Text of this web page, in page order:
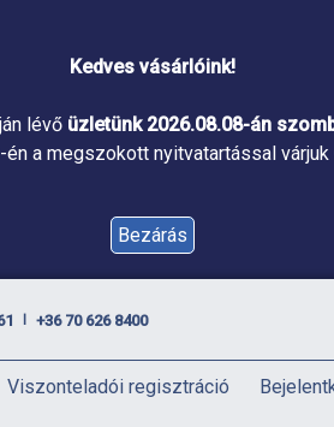
Kedves vásárlóink!
lévő üzletünk 2026.08.08-án
én a megszokott nyitvatartással várjuk
Bezárás
+36 70 626 8400
Viszonteladói regisztráció